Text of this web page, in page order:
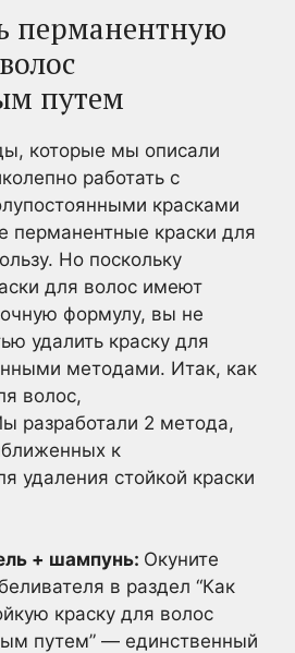
перманентную
путем
которые мы описали
работать с
красками
перманентные краски для
Но поскольку
для волос имеют
формулу, вы не
удалить краску для
методами. Итак, как
волос,
разработали 2 метода,
к
удаления стойкой краски
+ шампунь: Окуните
в раздел “Как
краску для волос
путем” — единственный